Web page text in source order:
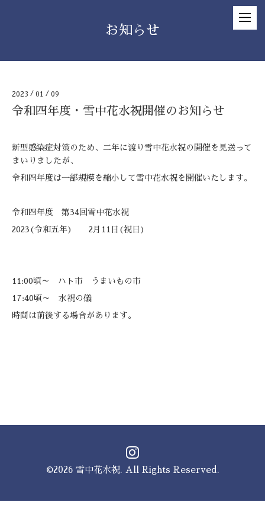
お知らせ
2023 / 01 / 09
令和四年度・雪中花水祝開催のお知らせ
新型感染症対策のため、二年に渡り雪中花水祝の開催を見送って
まいりましたが、
令和四年度は一部規模を縮小して雪中花水祝を開催いたします。
令和四年度 第34回雪中花水祝
2023(令和五年) 2月11日(祝日)
11:00頃～ ハト市 うまいもの市
17:40頃～ 水祝の儀
時間は前後する場合があります。
©2026 雪中花水祝. All Rights Reserved.